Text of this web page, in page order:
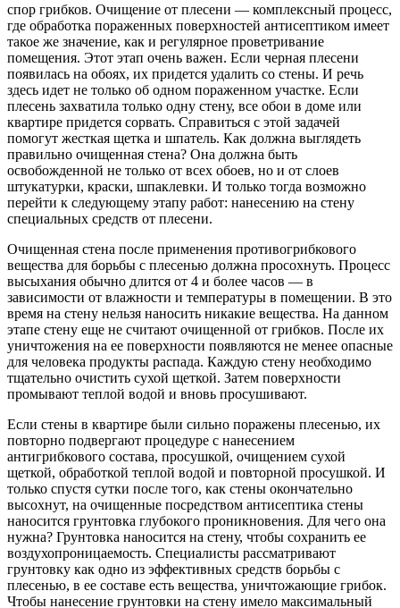
спор грибков. Очищение от плесени — комплексный процесс,
где обработка пораженных поверхностей антисептиком имеет
такое же значение, как и регулярное проветривание
помещения. Этот этап очень важен. Если черная плесени
появилась на обоях, их придется удалить со стены. И речь
здесь идет не только об одном пораженном участке. Если
плесень захватила только одну стену, все обои в доме или
квартире придется сорвать. Справиться с этой задачей
помогут жесткая щетка и шпатель. Как должна выглядеть
правильно очищенная стена? Она должна быть
освобожденной не только от всех обоев, но и от слоев
штукатурки, краски, шпаклевки. И только тогда возможно
перейти к следующему этапу работ: нанесению на стену
специальных средств от плесени.
Очищенная стена после применения противогрибкового
вещества для борьбы с плесенью должна просохнуть. Процесс
высыхания обычно длится от 4 и более часов — в
зависимости от влажности и температуры в помещении. В это
время на стену нельзя наносить никакие вещества. На данном
этапе стену еще не считают очищенной от грибков. После их
уничтожения на ее поверхности появляются не менее опасные
для человека продукты распада. Каждую стену необходимо
тщательно очистить сухой щеткой. Затем поверхности
промывают теплой водой и вновь просушивают.
Если стены в квартире были сильно поражены плесенью, их
повторно подвергают процедуре с нанесением
антигрибкового состава, просушкой, очищением сухой
щеткой, обработкой теплой водой и повторной просушкой. И
только спустя сутки после того, как стены окончательно
высохнут, на очищенные посредством антисептика стены
наносится грунтовка глубокого проникновения. Для чего она
нужна? Грунтовка наносится на стену, чтобы сохранить ее
воздухопроницаемость. Специалисты рассматривают
грунтовку как одно из эффективных средств борьбы с
плесенью, в ее составе есть вещества, уничтожающие грибок.
Чтобы нанесение грунтовки на стену имело максимальный